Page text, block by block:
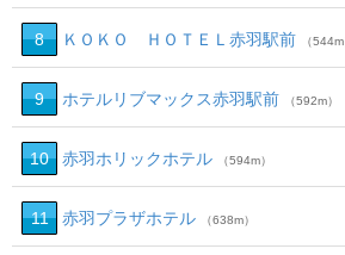
8 ＫＯＫＯ ＨＯＴＥＬ赤羽駅前 （544m
9 ホテルリブマックス赤羽駅前 （592m）
10 赤羽ホリックホテル （594m）
11 赤羽プラザホテル （638m）